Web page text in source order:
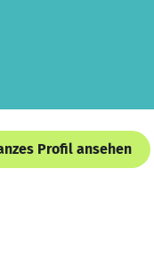
Profil ansehen